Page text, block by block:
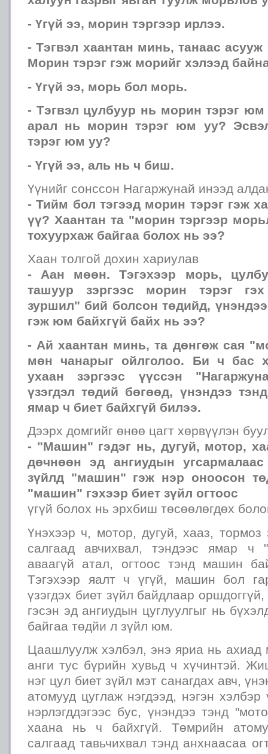
- Үгүй ээ, морин тэргээр ирлээ.
- Тэгвэл хаантан минь, танаас
Морин тэрэг гэж морийг хэлээд
- Үгүй ээ, морь бол морь.
- Тэгвэл цулбуур нь морин тэрэг юм
арал нь морин тэрэг юм уу?
тэрэг юм уу?
- Үгүй ээ, аль нь ч биш.
Үүнийг сонссон Нагаржунай инээд
- Тийм бол тэгээд морин тэрэг гэж
үү? Хаантан та "морин тэргээр
тохуурхаж байгаа болох нь ээ?
Хаан толгой дохин хариулав
- Аан мөөн. Тэгэхээр морь,
ташуур зэргээс морин тэрэг
зуршил" бий болсон төдийд,
гэж юм байхгүй байх нь ээ?
- Ай хаантан минь, та дөнгөж сая
мөн чанарыг ойлголоо. Би ч бас
ухаан зэргээс үүссэн
үзэгдэл төдий бөгөөд, үнэндээ
ямар ч биет байхгүй билээ.
Дээрх домгийг өнөө цагт хөрвүүлэн
- "Машин" гэдэг нь, дугуй, мотор,
дөчнөөн эд ангиудын
зүйлд "машин" гэж нэр оноосон
"машин" гэхээр биет зүйл огтоос
үгүй болох нь эрхбиш төсөөлөгдөх
Үнэхээр ч, мотор, дугуй, хааз, тормоз
салгаад авчихвал, тэндээс ямар ч
аваагүй атал, огтоос тэнд машин
Тэгэхээр яалт ч үгүй, машин бол
үзэгдэх биет зүйл байдлаар
гэсэн эд ангиудын цуглуулгыг нь
байгаа төдйи л зүйл юм.
Цаашлуулж хэлбэл, энэ яриа нь ахиад
анги тус бүрийн хувьд ч хүчинтэй.
нэг цул биет зүйл мэт санагдах авч,
атомууд цуглаж нэгдээд, нэгэн хэлбэр
нэрлэгддэгээс бус, үнэндээ тэнд
хаана нь ч байхгүй. Төмрийн
салгаад тавьчихвал тэнд анхнаасаа